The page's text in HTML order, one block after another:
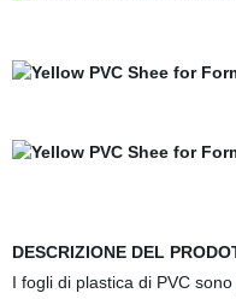
DESCRIZIONE DEL
I fogli di plastica di PVC